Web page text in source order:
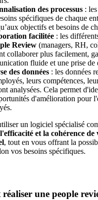
des processus :
spécifiques de chaque
objectifs et besoins de
facilitée : les
Review (managers, RH,
collaborer plus facilement,
fluide et une prise de
des données : les données
leurs compétences,
analysées. Cela permet
d'amélioration pour
un logiciel spécialisé
et la cohérence de
, tout en vous offrant la
vos besoins spécifiques.
une people